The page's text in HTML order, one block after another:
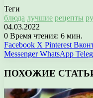
Теги
блюда лучшие рецепты
04.03.2022
0 Время чтения: 6 мин.
Facebook X Pinterest
Messenger WhatsApp
ПОХОЖИЕ